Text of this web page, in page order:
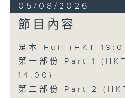
05/08/2026
節目內容
足本 Full (HKT
第一部份 Part 1
14:00)
第二部份 Part 2